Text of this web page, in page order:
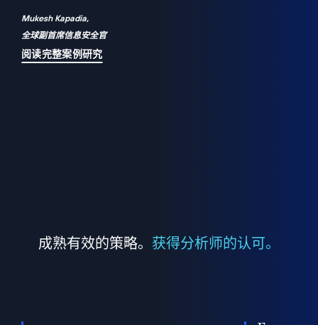
Mukesh Kapadia,
全球副首席信息安全官
阅读完整案例研究
成熟有效的策略。 获得分析师的认可。